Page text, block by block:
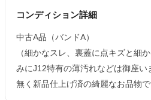
コンディション詳細
中古A品（バンドA）
（細かなスレ、裏蓋に点キズと細
みにJ12特有の薄汚れなどは御座い
無く新品仕上げ済の綺麗なお品物で